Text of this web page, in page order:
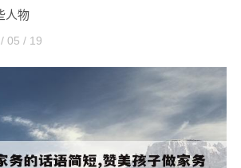
人物
05 / 19